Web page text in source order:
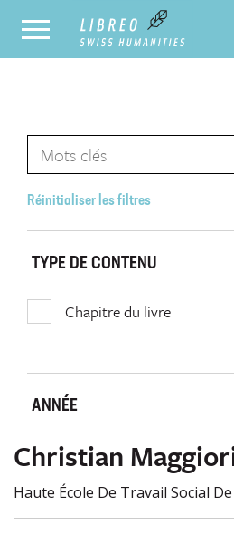
Réinitialiser les filtres
TYPE DE CONTENU
Chapitre du livre
ANNÉE
Christian
Haute École De Travail Social